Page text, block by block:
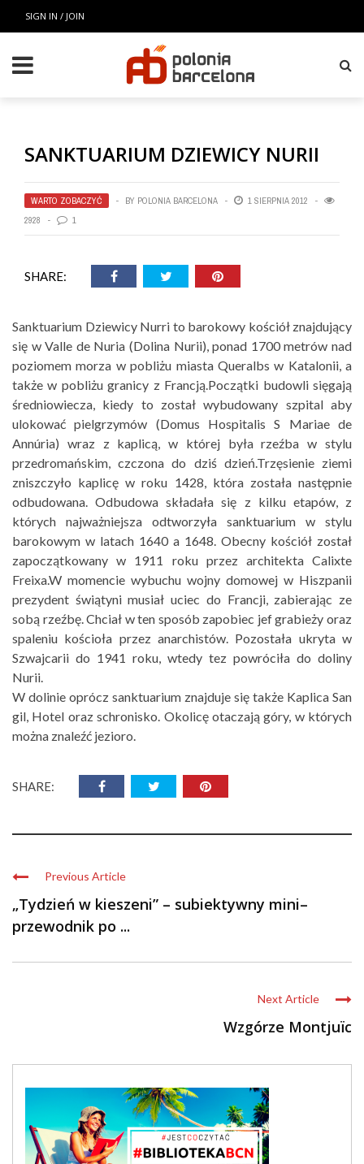
SIGN IN / JOIN
SANKTUARIUM DZIEWICY NURII
WARTO ZOBACZYĆ BY POLONIA BARCELONA
1 SIERPNIA 2012
2928
1
SHARE:
Sanktuarium Dziewicy Nurri to barokowy kościół znajdujący
się w Valle de Nuria (Dolina Nurii), ponad 1700 metrów nad
poziomem morza w pobliżu miasta Queralbs w Katalonii, a
także w pobliżu granicy z Francją.Początki budowli sięgają
średniowiecza, kiedy to został wybudowany szpital aby
ulokować pielgrzymów (Domus Hospitalis S Mariae de
Annúria) wraz z kaplicą, w której była rzeźba w stylu
przedromańskim, czczona do dziś dzień.Trzęsienie ziemi
zniszczyło kaplicę w roku 1428, która została następnie
odbudowana. Odbudowa składała się z kilku etapów, z
których najważniejsza odtworzyła sanktuarium w stylu
barokowym w latach 1640 a 1648. Obecny kościół został
zapoczątkowany w 1911 roku przez architekta Calixte
Freixa.W momencie wybuchu wojny domowej w Hiszpanii
prezydent świątyni musiał uciec do Francji, zabierając ze
sobą rzeźbę. Chciał w ten sposób zapobiec jef grabieży oraz
spaleniu kościoła przez anarchistów. Pozostała ukryta w
Szwajcarii do 1941 roku, wtedy tez powróciła do doliny
Nurii.
W dolinie oprócz sanktuarium znajduje się także Kaplica San
gil, Hotel oraz schronisko. Okolicę otaczają góry, w których
można znaleźć jezioro.
SHARE:
Previous Article
„Tydzień w kieszeni” – subiektywny mini–
przewodnik po ...
Next Article
Wzgórze Montjuïc